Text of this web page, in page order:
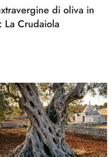
di oliva in
La Crudaiola